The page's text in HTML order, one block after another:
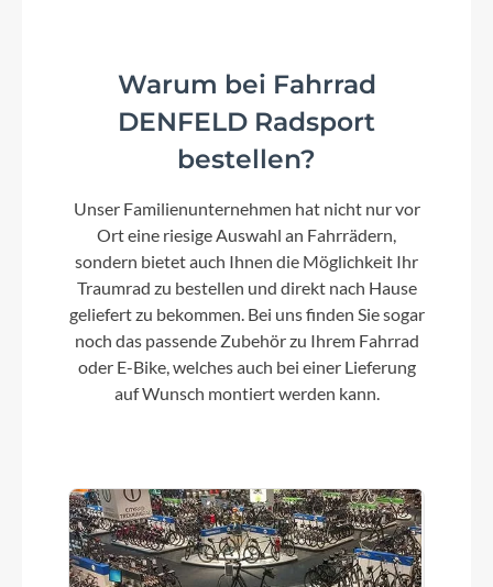
Vorderrad Nabe
Center Lock und Schnellspanner
Scheinwerfer
MonkeyLink Recharge (Beleuchtung nicht im
Lieferumfang enthalten)
Umwerfer
SHIMANO Deore FD-M4100
29 Zoll
Schalthebel
Warum bei Fahrrad
DENFELD Radsport
bestellen?
Unser Familienunternehmen hat nicht nur vor
Ort eine riesige Auswahl an Fahrrädern,
sondern bietet auch Ihnen die Möglichkeit Ihr
Traumrad zu bestellen und direkt nach Hause
geliefert zu bekommen. Bei uns finden Sie sogar
noch das passende Zubehör zu Ihrem Fahrrad
oder E-Bike, welches auch bei einer Lieferung
auf Wunsch montiert werden kann.